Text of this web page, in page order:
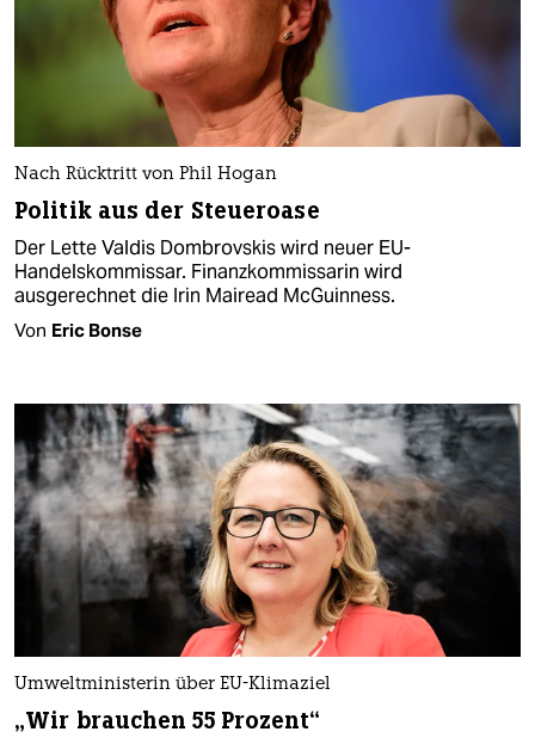
Nach Rücktritt von Phil Hogan
Politik aus der Steueroase
Der Lette Valdis Dombrovskis wird neuer EU-
Handelskommissar. Finanzkommissarin wird
ausgerechnet die Irin Mairead McGuinness.
Von Eric Bonse
Umweltministerin über EU-Klimaziel
„Wir brauchen 55 Prozent“